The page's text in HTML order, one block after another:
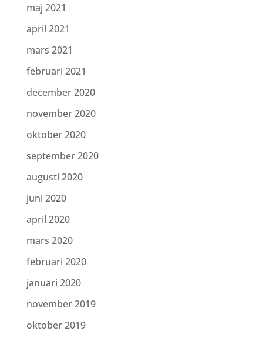
maj 2021
april 2021
mars 2021
februari 2021
december 2020
november 2020
oktober 2020
september 2020
augusti 2020
juni 2020
april 2020
mars 2020
februari 2020
januari 2020
november 2019
oktober 2019